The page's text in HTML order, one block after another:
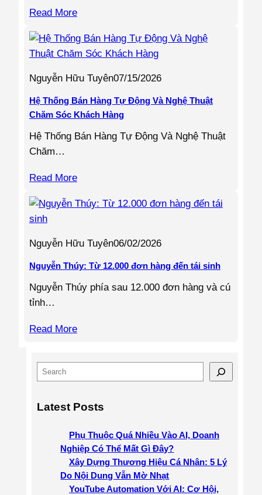
Read More
Nguyễn Hữu Tuyên07/15/2026
Hệ Thống Bán Hàng Tự Động Và Nghệ Thuật
Chăm Sóc Khách Hàng
Hệ Thống Bán Hàng Tự Động Và Nghệ Thuật
Chăm…
Read More
Nguyễn Hữu Tuyên06/02/2026
Nguyễn Thúy: Từ 12.000 đơn hàng đến tái sinh
Nguyễn Thúy phía sau 12.000 đơn hàng và cú
tỉnh…
Read More
S
e
Latest Posts
Phụ Thuộc Quá Nhiều Vào AI, Doanh
Nghiệp Có Thể Mất Gì Đây?
Xây Dựng Thương Hiệu Cá Nhân: 5 Lý
Do Nội Dung Vẫn Mờ Nhạt
YouTube Automation Với AI: Cơ Hội,